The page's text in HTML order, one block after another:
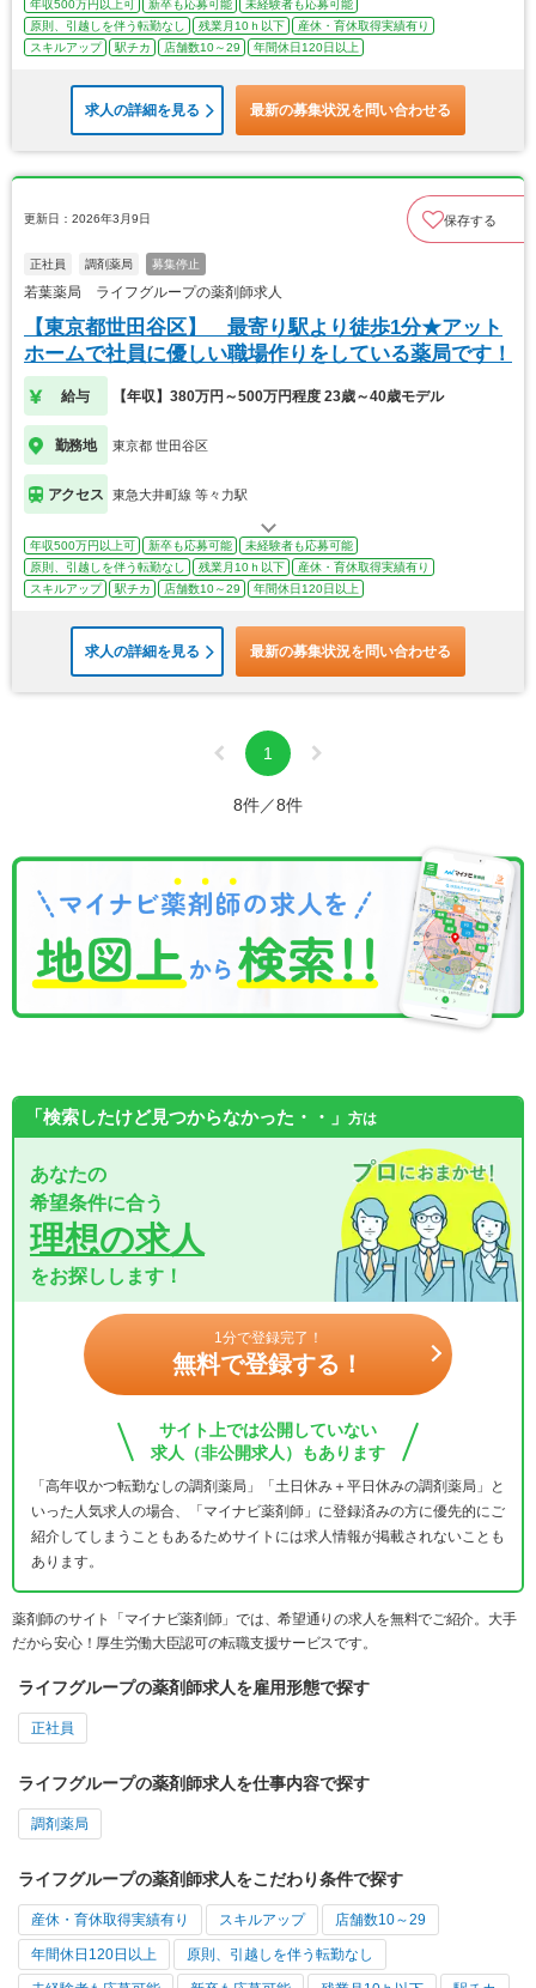
年収500万円以上可 新卒も応募可能
未経験者も応募可能
原則、引越しを伴う転勤なし
残業月10ｈ以下
産休・育休取得実績有り
スキルアップ
駅チカ 店舗数10～29 年間休日120日以上
求人の詳細を見る 最新の募集状況を問い合わせる
更新日：2026年3月9日 保存する
正社員 調剤薬局 募集停止
若葉薬局 ライフグループの薬剤師求人
【東京都世田谷区】 最寄り駅より徒歩1分★アット
ホームで社員に優しい職場作りをしている薬局です！
給与 【年収】380万円～500万円程度 23歳～40歳モデル
勤務地 東京都 世田谷区
アクセス 東急大井町線 等々力駅
年収500万円以上可 新卒も応募可能
未経験者も応募可能
原則、引越しを伴う転勤なし
残業月10ｈ以下
産休・育休取得実績有り
スキルアップ
駅チカ 店舗数10～29 年間休日120日以上
求人の詳細を見る 最新の募集状況を問い合わせる
1
8件／8件
「検索したけど見つからなかった・・」 方は
あなたの
希望条件に合う
理想の求人
をお探しします！
1分で登録完了！
無料で登録する！
サイト上では公開していない
求人（非公開求人）もあります
「高年収かつ転勤なしの調剤薬局」「土日休み＋平日休みの調剤薬局」と
いった人気求人の場合、「マイナビ薬剤師」に登録済みの方に優先的にご
紹介してしまうこともあるためサイトには求人情報が掲載されないことも
あります。
薬剤師のサイト「マイナビ薬剤師」では、希望通りの求人を無料でご紹介。大手
だから安心！厚生労働大臣認可の転職支援サービスです。
ライフグループの薬剤師求人を雇用形態で探す
正社員
ライフグループの薬剤師求人を仕事内容で探す
調剤薬局
ライフグループの薬剤師求人をこだわり条件で探す
産休・育休取得実績有り スキルアップ 店舗数10～29
年間休日120日以上 原則、引越しを伴う転勤なし